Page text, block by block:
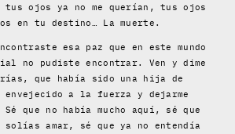
tus ojos ya no me querían, tus ojos
en tu destino… La muerte.
esa paz que en este mundo
no pudiste encontrar. Ven y dime
que había sido una hija de
a la fuerza y dejarme
que no había mucho aquí, sé que
amar, sé que ya no entendía